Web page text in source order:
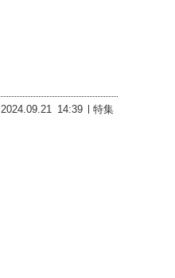
2024.09.21 14:39 特集